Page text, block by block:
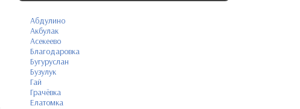
Абдулино
Акбулак
Асекеево
Благодаровка
Бугуруслан
Бузулук
Гай
Грачёвка
Елатомка